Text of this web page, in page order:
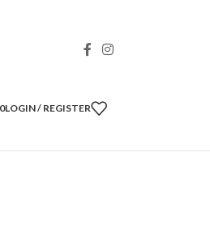
LOGIN / REGISTER